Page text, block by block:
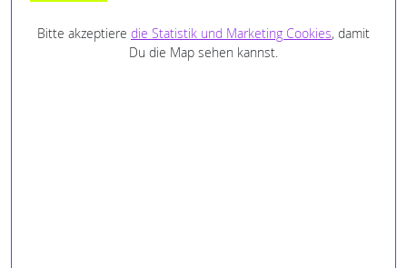
Bitte akzeptiere die Statistik und Marketing Cookies, damit
Du die Map sehen kannst.